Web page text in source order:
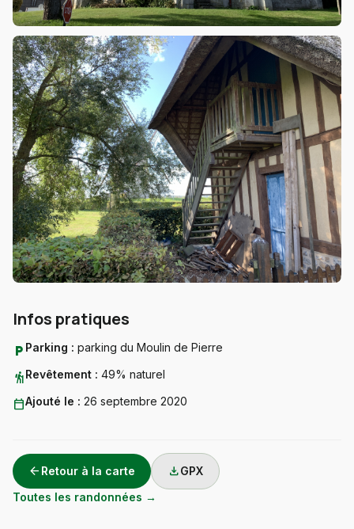
Infos pratiques
local_parking Parking : parking du Moulin de Pierre
hikingRevêtement : 49% naturel
calendar_todayAjouté le : 26 septembre 2020
arrow_back Retour à la carte downloadGPX
Toutes les randonnées →